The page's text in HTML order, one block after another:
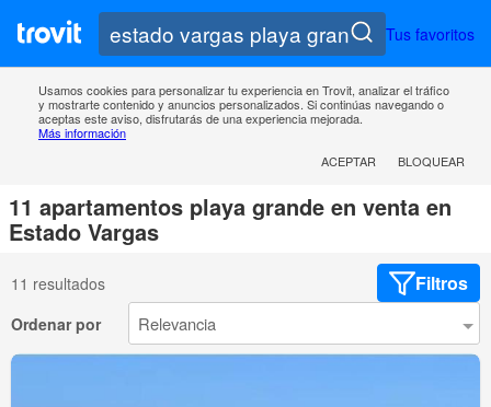
Tus favoritos
Usamos cookies para personalizar tu experiencia en Trovit, analizar el tráfico
y mostrarte contenido y anuncios personalizados. Si continúas navegando o
aceptas este aviso, disfrutarás de una experiencia mejorada.
Más información
ACEPTAR
BLOQUEAR
11 apartamentos playa grande en venta en
Estado Vargas
11 resultados Filtros
Ordenar por